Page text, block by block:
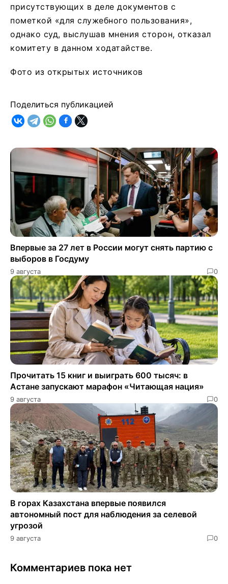
присутствующих в деле документов с
пометкой «для служебного пользования»,
однако суд, выслушав мнения сторон, отказал
комитету в данном ходатайстве.
Фото из открытых источников
Поделиться публикацией
Впервые за 27 лет в России могут снять партию с
выборов в Госдуму
9 августа 0
Прочитать 15 книг и выиграть 600 тысяч: в
Астане запускают марафон «Читающая нация»
9 августа 0
В горах Казахстана впервые появился
автономный пост для наблюдения за селевой
угрозой
9 августа 0
Комментариев пока нет